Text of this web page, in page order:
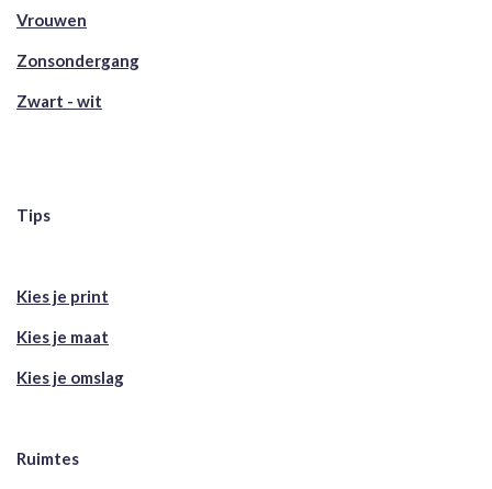
Vrouwen
Zonsondergang
Zwart - wit
Tips
Kies je print
Kies je maat
Kies je omslag
Ruimtes